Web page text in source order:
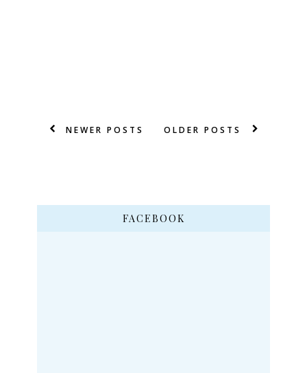
NEWER POSTS OLDER POSTS
FACEBOOK